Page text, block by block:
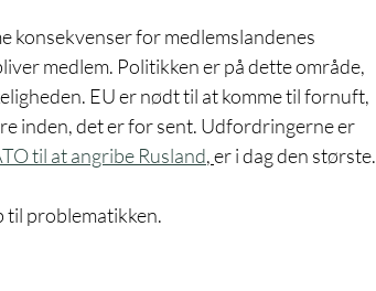
konsekvenser for medlemslandenes
medlem. Politikken er på dette område,
EU er nødt til at komme til fornuft,
inden, det er for sent. Udfordringerne er
til at angribe Rusland, er i dag den største.
til problematikken.